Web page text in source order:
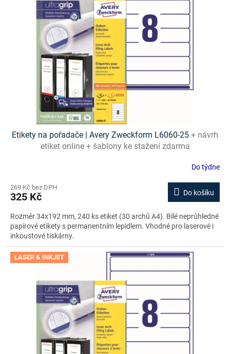
Etikety na pořadače | Avery Zweckform L6060-25 + návrh
etiket online + šablony ke stažení zdarma
Do týdne
269 Kč bez DPH
325 Kč Do košíku
Rozměr 34x192 mm, 240 ks etiket (30 archů A4). Bílé neprůhledné
papírové etikety s permanentním lepidlem. Vhodné pro laserové i
inkoustové tiskárny.
LASER & INKJET